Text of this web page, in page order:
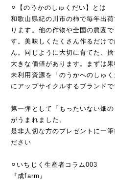
⚪︎【のうかのしゅくだい】とは
和歌山県紀の川市の柿で毎年出
ります。他の作物や全国の農園
す。美味しくたくさん作るだけ
ん。同じように大切に育てた、
大きな価値があります。まずは
未利用資源を「のうかへのしゅ
にアップサイクルするブランドで
第一弾として「もったいない畑
がうまれました。
是非大切な方のプレゼントに一
ださい
⚪︎いちじく生産者コラム003
『成farm』